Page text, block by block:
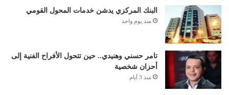
البنك المركزي يدشن خدمات المحول القومي
منذ يوم واحد
تامر حسني وهنيدي.. حين تتحول الأفراح الفنية إلى
أحزان شخصية
منذ 3 أيام